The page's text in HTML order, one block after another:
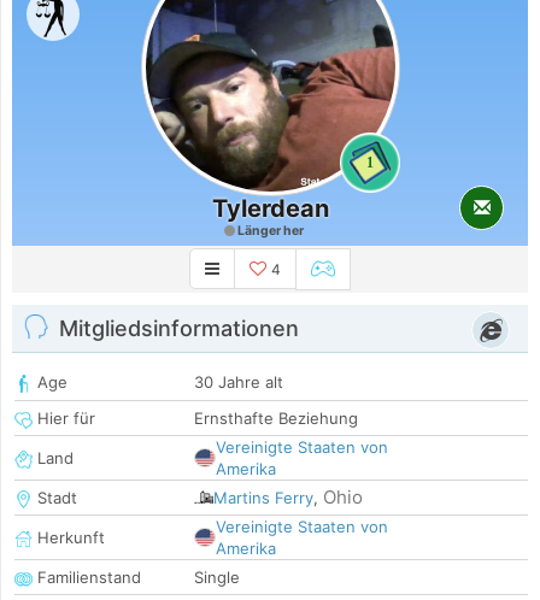
1
Tylerdean
Länger her
4
Mitgliedsinformationen
Age
30 Jahre alt
Hier für
Ernsthafte Beziehung
Land
Vereinigte Staaten von
Amerika
Stadt
Martins Ferry, Ohio
Herkunft
Vereinigte Staaten von
Amerika
Familienstand
Single